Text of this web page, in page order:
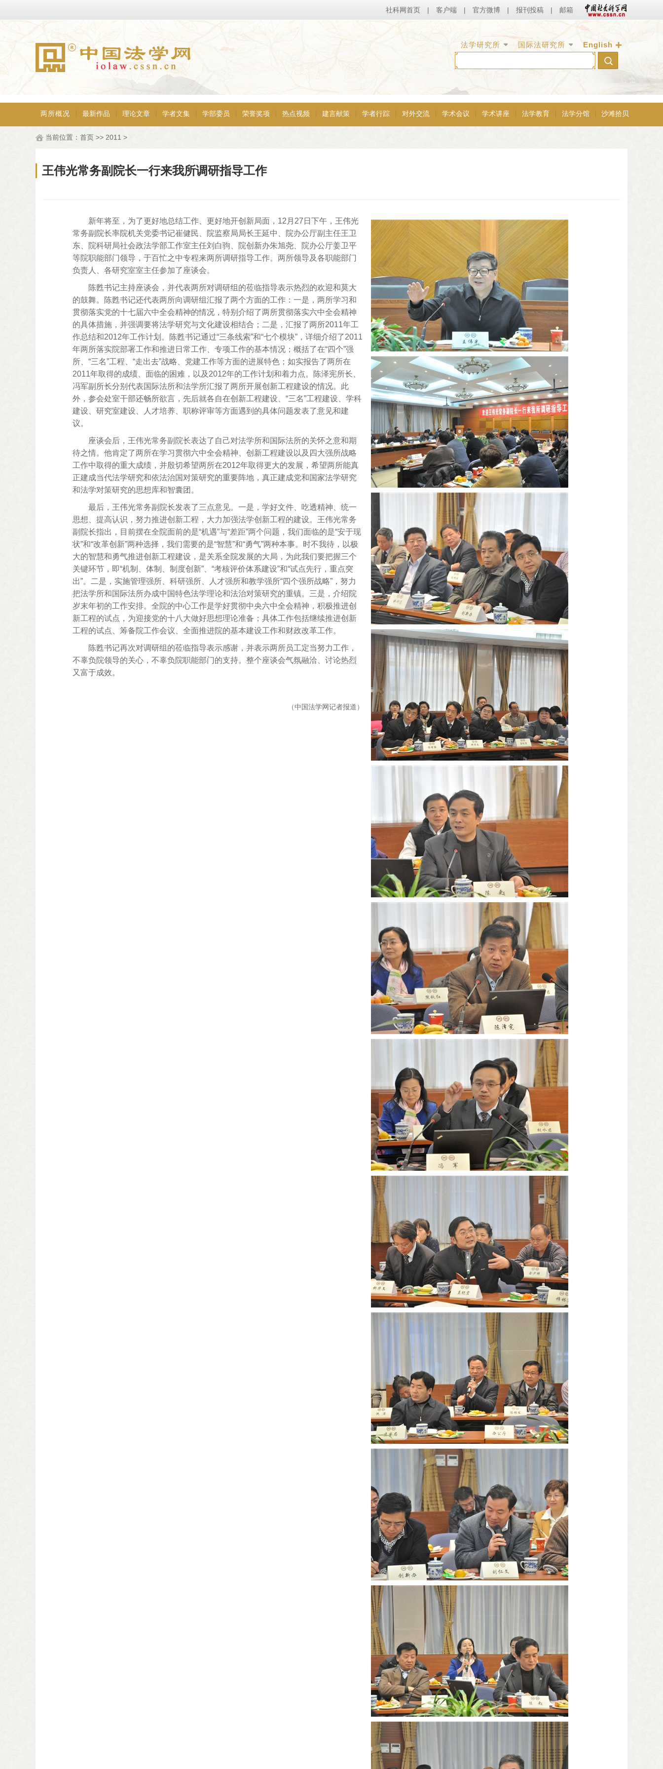
社科网首页 | 客户端 | 官方微博 | 报刊投稿 | 邮箱
法学研究所 国际法研究所 English +
两所概况 最新作品 理论文章 学者文集 学部委员 荣誉奖项 热点视频 建言献策 学者行踪 对外交流 学术会议 学术讲座 法学教育 法学分馆 沙滩拾贝
当前位置： 首页 >> 2011 >
王伟光常务副院长一行来我所调研指导工作
新年将至，为了更好地总结工作、更好地开创新局面，12月27日下午，王伟光
常务副院长率院机关党委书记崔健民、院监察局局长王延中、院办公厅副主任王卫
东、院科研局社会政法学部工作室主任刘白驹、院创新办朱旭尧、院办公厅姜卫平
等院职能部门领导，于百忙之中专程来两所调研指导工作。两所领导及各职能部门
负责人、各研究室室主任参加了座谈会。
陈甦书记主持座谈会，并代表两所对调研组的莅临指导表示热烈的欢迎和莫大
的鼓舞。陈甦书记还代表两所向调研组汇报了两个方面的工作：一是，两所学习和
贯彻落实党的十七届六中全会精神的情况，特别介绍了两所贯彻落实六中全会精神
的具体措施，并强调要将法学研究与文化建设相结合；二是，汇报了两所2011年工
作总结和2012年工作计划。陈甦书记通过“三条线索”和“七个模块”，详细介绍了2011
年两所落实院部署工作和推进日常工作、专项工作的基本情况；概括了在“四个”强
所、“三名”工程、“走出去”战略、党建工作等方面的进展特色；如实报告了两所在
2011年取得的成绩、面临的困难，以及2012年的工作计划和着力点。陈泽宪所长、
冯军副所长分别代表国际法所和法学所汇报了两所开展创新工程建设的情况。此
外，参会处室干部还畅所欲言，先后就各自在创新工程建设、“三名”工程建设、学科
建设、研究室建设、人才培养、职称评审等方面遇到的具体问题发表了意见和建
议。
座谈会后，王伟光常务副院长表达了自己对法学所和国际法所的关怀之意和期
待之情。他肯定了两所在学习贯彻六中全会精神、创新工程建设以及四大强所战略
工作中取得的重大成绩，并殷切希望两所在2012年取得更大的发展，希望两所能真
正建成当代法学研究和依法治国对策研究的重要阵地，真正建成党和国家法学研究
和法学对策研究的思想库和智囊团。
最后，王伟光常务副院长发表了三点意见。一是，学好文件、吃透精神、统一
思想、提高认识，努力推进创新工程，大力加强法学创新工程的建设。王伟光常务
副院长指出，目前摆在全院面前的是“机遇”与“差距”两个问题，我们面临的是“安于现
状”和“改革创新”两种选择，我们需要的是“智慧”和“勇气”两种本事。时不我待，以极
大的智慧和勇气推进创新工程建设，是关系全院发展的大局，为此我们要把握三个
关键环节，即“机制、体制、制度创新”、“考核评价体系建设”和“试点先行，重点突
出”。二是，实施管理强所、科研强所、人才强所和教学强所“四个强所战略”，努力
把法学所和国际法所办成中国特色法学理论和法治对策研究的重镇。三是，介绍院
岁末年初的工作安排。全院的中心工作是学好贯彻中央六中全会精神，积极推进创
新工程的试点，为迎接党的十八大做好思想理论准备；具体工作包括继续推进创新
工程的试点、筹备院工作会议、全面推进院的基本建设工作和财政改革工作。
陈甦书记再次对调研组的莅临指导表示感谢，并表示两所员工定当努力工作，
不辜负院领导的关心，不辜负院职能部门的支持。整个座谈会气氛融洽、讨论热烈
又富于成效。
（中国法学网记者报道）